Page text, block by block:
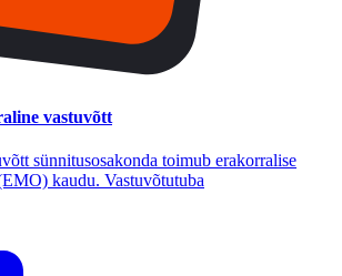
vastuvõtt
sünnitusosakonda toimub erakorralise
kaudu. Vastuvõtutuba